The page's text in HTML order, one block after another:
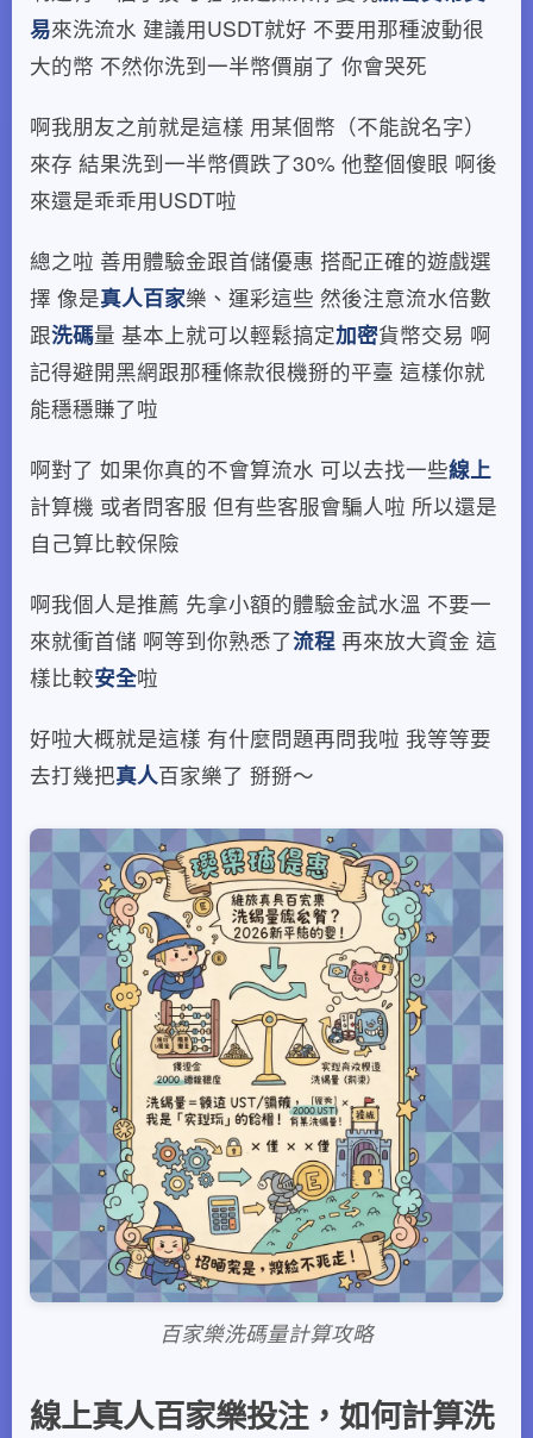
易來洗流水 建議用USDT就好 不要用那種波動很
大的幣 不然你洗到一半幣價崩了 你會哭死
啊我朋友之前就是這樣 用某個幣（不能說名字）
來存 結果洗到一半幣價跌了30% 他整個傻眼 啊後
來還是乖乖用USDT啦
總之啦 善用體驗金跟首儲優惠 搭配正確的遊戲選
擇 像是真人百家樂、運彩這些 然後注意流水倍數
跟洗碼量 基本上就可以輕鬆搞定加密貨幣交易 啊
記得避開黑網跟那種條款很機掰的平臺 這樣你就
能穩穩賺了啦
啊對了 如果你真的不會算流水 可以去找一些線上
計算機 或者問客服 但有些客服會騙人啦 所以還是
自己算比較保險
啊我個人是推薦 先拿小額的體驗金試水溫 不要一
來就衝首儲 啊等到你熟悉了流程 再來放大資金 這
樣比較安全啦
好啦大概就是這樣 有什麼問題再問我啦 我等等要
去打幾把真人百家樂了 掰掰～
百家樂洗碼量計算攻略
線上真人百家樂投注，如何計算洗